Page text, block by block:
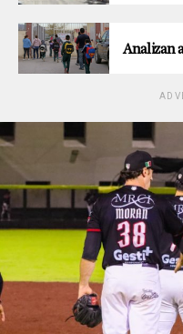
Analizan